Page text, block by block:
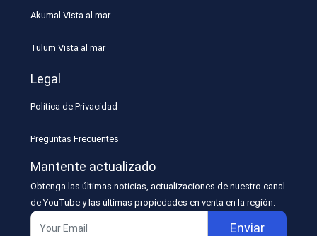
Akumal Vista al mar
Tulum Vista al mar
Legal
Politica de Privacidad
Preguntas Frecuentes
Mantente actualizado
Obtenga las últimas noticias, actualizaciones de nuestro canal
de YouTube y las últimas propiedades en venta en la región.
Enviar